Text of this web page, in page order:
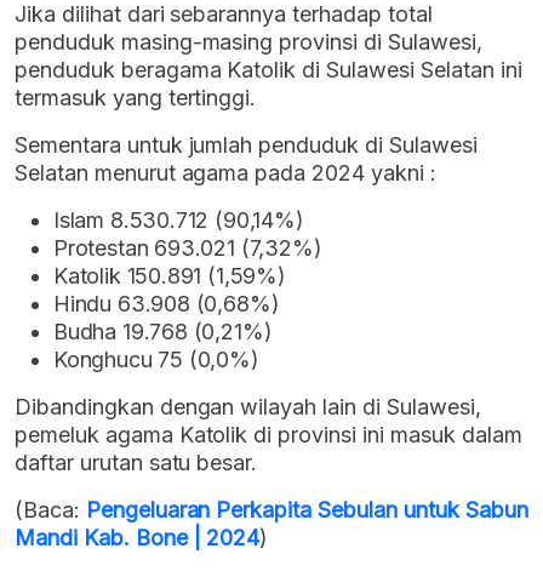
Jika dilihat dari sebarannya terhadap total
penduduk masing-masing provinsi di Sulawesi,
penduduk beragama Katolik di Sulawesi Selatan ini
termasuk yang tertinggi.
Sementara untuk jumlah penduduk di Sulawesi
Selatan menurut agama pada 2024 yakni :
Islam 8.530.712 (90,14%)
Protestan 693.021 (7,32%)
Katolik 150.891 (1,59%)
Hindu 63.908 (0,68%)
Budha 19.768 (0,21%)
Konghucu 75 (0,0%)
Dibandingkan dengan wilayah lain di Sulawesi,
pemeluk agama Katolik di provinsi ini masuk dalam
daftar urutan satu besar.
(Baca: Pengeluaran Perkapita Sebulan untuk Sabun
Mandi Kab. Bone | 2024)